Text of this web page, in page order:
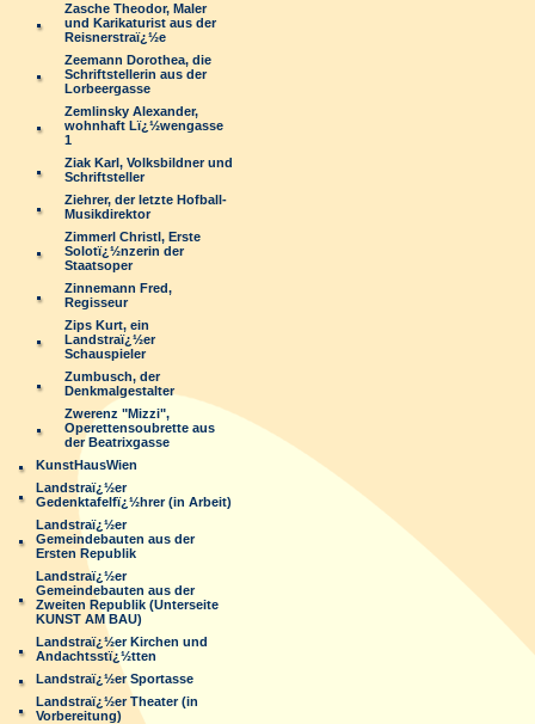
Zasche Theodor, Maler
und Karikaturist aus der
Reisnerstraï¿½e
Zeemann Dorothea, die
Schriftstellerin aus der
Lorbeergasse
Zemlinsky Alexander,
wohnhaft Lï¿½wengasse
1
Ziak Karl, Volksbildner und
Schriftsteller
Ziehrer, der letzte Hofball-
Musikdirektor
Zimmerl Christl, Erste
Solotï¿½nzerin der
Staatsoper
Zinnemann Fred,
Regisseur
Zips Kurt, ein
Landstraï¿½er
Schauspieler
Zumbusch, der
Denkmalgestalter
Zwerenz "Mizzi",
Operettensoubrette aus
der Beatrixgasse
KunstHausWien
Landstraï¿½er
Gedenktafelfï¿½hrer (in Arbeit)
Landstraï¿½er
Gemeindebauten aus der
Ersten Republik
Landstraï¿½er
Gemeindebauten aus der
Zweiten Republik (Unterseite
KUNST AM BAU)
Landstraï¿½er Kirchen und
Andachtsstï¿½tten
Landstraï¿½er Sportasse
Landstraï¿½er Theater (in
Vorbereitung)